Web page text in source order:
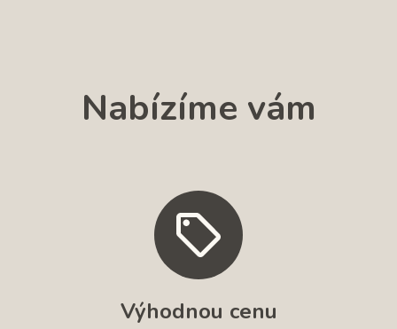
Nabízíme vám
Výhodnou cenu